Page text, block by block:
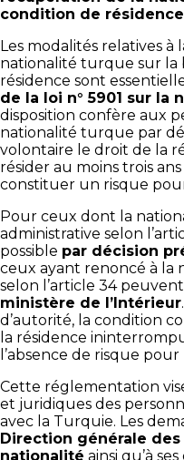
condition de
Les modalités relatives à
nationalité turque sur la
résidence sont
de la loi n° 5901 sur la
disposition confère aux
nationalité turque par
volontaire le droit de la
résider au moins trois
constituer un risque
Pour ceux dont la
administrative selon
possible par décision
ceux ayant renoncé à la
selon l’article 34
ministère de l’Intérieur
d’autorité, la condition
la résidence
l’absence de risque
Cette réglementation
et juridiques des
avec la Turquie. Les
Direction générale
nationalité ainsi qu’à